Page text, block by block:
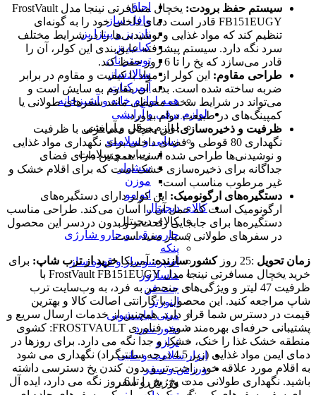
اجاق
وافل ساز
نان پز و پیتزا پز
کباب پز
توستر نان
سالادساز
آبمرکبات
همه لوازم خانه و آشپزخانه
لوازم برقی و آرایشی
لوازم برقی و آرایشی
زیبایی و سلامت
زیبایی و سلامت
سشوار
موزن
اتو مو
کالای دیجیتال
کالای دیجیتال
جاروبرقی و جارو شارژی
پنکه
اسپرسوساز و قهوه ساز
ماساژور
جت فن
اینورتر
مینی لباسشویی
بخور سرد
ترازو
ابزار سلامت و طبی
ورزش و سفر
ورزش و سفر
سیستم حفظ برودت:
یخچال مسافرتی نینجا مدل FrostVault
FB151EUGY قادر است دمای داخلی خود را به گونه‌ای
تنظیم کند که مواد غذایی و نوشیدنی‌ها را در شرایط مختلف
سرد نگه دارد. سیستم پیشرفته عایق‌بندی این کولر، آن را
قادر می‌سازد که یخ را تا 6 روز حفظ کند.
طراحی مقاوم: این کولر از مواد با کیفیت و مقاوم در برابر
ضربه ساخته شده است. بدنه آن مقاوم به سایش است و
می‌تواند در شرایط سخت محیطی مانند سفرهای طولانی یا
کمپینگ‌های در طبیعت دوام بیاورد.
ظرفیت و ذخیره‌سازی:این یخچال مسافرتی با ظرفیت
نگهداری 80 قوطی و فضای داخلی برای نگهداری مواد غذایی
و نوشیدنی‌ها طراحی شده است. همچنین دارای فضای
جداگانه برای ذخیره‌سازی خشک است که برای اقلام خشک و
غیر مرطوب مناسب است.
دستگیره‌های ارگونومیک: این کولر دارای دستگیره‌های
ارگونومیک است که حمل آن را آسان می‌کند. طراحی مناسب
دستگیره‌ها برای جابجایی راحت‌تر و بدون دردسر این محصول
در سفرهای طولانی بسیار مفید است.
زمان تحویل :25 روز کشور سازنده:آمریکاخرید از ترب شاپ: برای
خرید یخچال مسافرتی نینجا مدل FrostVault FB151EUGY با
ظرفیت 47 لیتر و ویژگی‌های منحصر به فرد، به وب‌سایت ترب
شاپ مراجعه کنید. این محصول با گارانتی اصالت کالا و بهترین
قیمت در دسترس شما قرار دارد. همچنین از خدمات ارسال سریع و
پشتیبانی حرفه‌ای بهره‌مند شوید. فناوری FROSTVAULT: کشوی
منطقه خشک غذا را خنک، خشک و جدا نگه می دارد. برای روزها در
دمای ایمن مواد غذایی (زیر 4.5 درجه سانتیگراد) نگهداری می شود
به اقلام مورد علاقه خود راحت تر و بدون کندن یخ دسترسی داشته
باشید. نگهداری طولانی مدت یخ: یخ را تا 6 روز نگه می دارد، ایده آل